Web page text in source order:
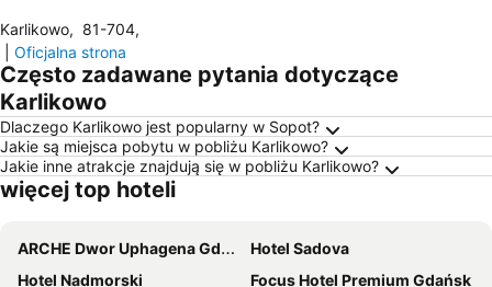
Karlikowo, 81-704,
Oficjalna strona
Często zadawane pytania dotyczące
Karlikowo
Dlaczego Karlikowo jest popularny w Sopot?
Jakie są miejsca pobytu w pobliżu Karlikowo?
Jakie inne atrakcje znajdują się w pobliżu Karlikowo?
więcej top hoteli
ARCHE Dwor Uphagena Gdansk
Hotel Sadova
Hotel Nadmorski
Focus Hotel Premium Gdańsk